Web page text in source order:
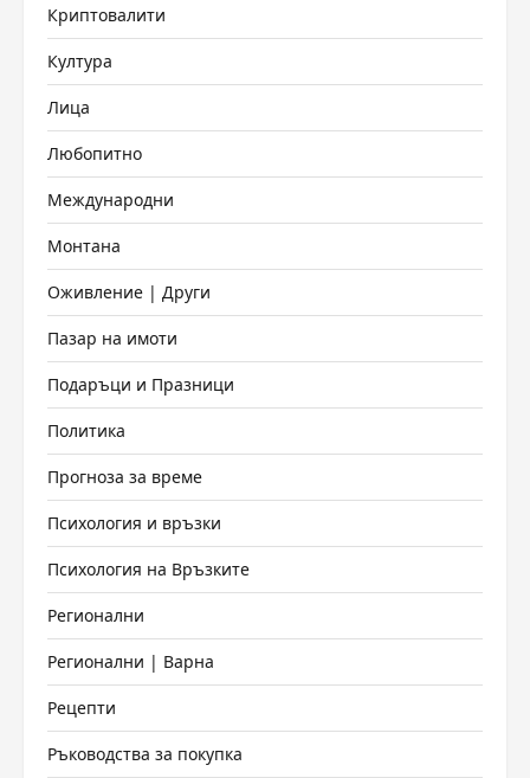
Криптовалити
Култура
Лица
Любопитно
Международни
Монтана
Оживление | Други
Пазар на имоти
Подаръци и Празници
Политика
Прогноза за време
Психология и връзки
Психология на Връзките
Регионални
Регионални | Варна
Рецепти
Ръководства за покупка